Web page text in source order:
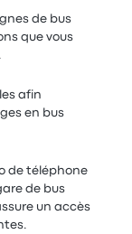
de bus
que vous
afin
en bus
de téléphone
de bus
un accès